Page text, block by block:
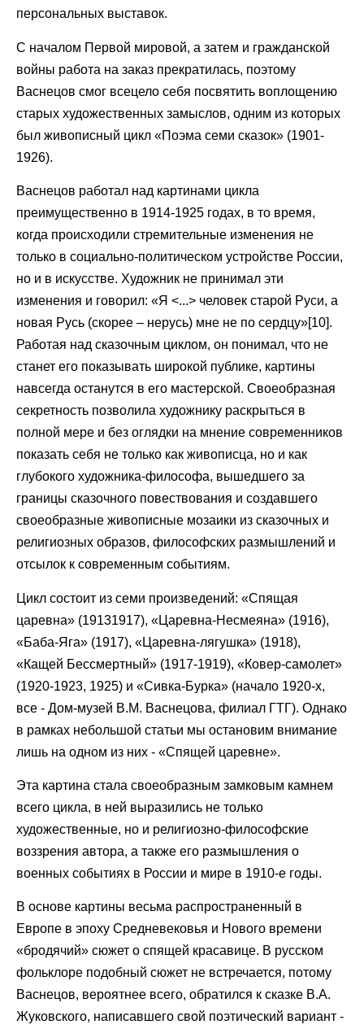
персональных выставок.
С началом Первой мировой, а затем и гражданской
войны работа на заказ прекратилась, поэтому
Васнецов смог всецело себя посвятить воплощению
старых художественных замыслов, одним из которых
был живописный цикл «Поэма семи сказок» (1901-
1926).
Васнецов работал над картинами цикла
преимущественно в 1914-1925 годах, в то время,
когда происходили стремительные изменения не
только в социально-политическом устройстве России,
но и в искусстве. Художник не принимал эти
изменения и говорил: «Я <...> человек старой Руси, а
новая Русь (скорее – нерусь) мне не по сердцу»[10].
Работая над сказочным циклом, он понимал, что не
станет его показывать широкой публике, картины
навсегда останутся в его мастерской. Своеобразная
секретность позволила художнику раскрыться в
полной мере и без оглядки на мнение современников
показать себя не только как живописца, но и как
глубокого художника-философа, вышедшего за
границы сказочного повествования и создавшего
своеобразные живописные мозаики из сказочных и
религиозных образов, философских размышлений и
отсылок к современным событиям.
Цикл состоит из семи произведений: «Спящая
царевна» (19131917), «Царевна-Несмеяна» (1916),
«Баба-Яга» (1917), «Царевна-лягушка» (1918),
«Кащей Бессмертный» (1917-1919), «Ковер-самолет»
(1920-1923, 1925) и «Сивка-Бурка» (начало 1920-х,
все - Дом-музей В.М. Васнецова, филиал ГТГ). Однако
в рамках небольшой статьи мы остановим внимание
лишь на одном из них - «Спящей царевне».
Эта картина стала своеобразным замковым камнем
всего цикла, в ней выразились не только
художественные, но и религиозно-философские
воззрения автора, а также его размышления о
военных событиях в России и мире в 1910-е годы.
В основе картины весьма распространенный в
Европе в эпоху Средневековья и Нового времени
«бродячий» сюжет о спящей красавице. В русском
фольклоре подобный сюжет не встречается, потому
Васнецов, вероятнее всего, обратился к сказке В.А.
Жуковского, написавшего свой поэтический вариант -